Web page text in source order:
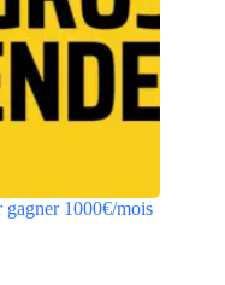
gagner 1000€/mois